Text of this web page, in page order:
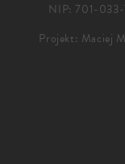
NIP: 701-
Projekt: Maciej